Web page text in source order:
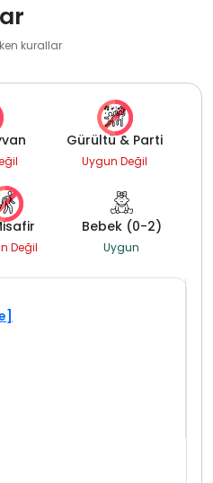
kurallar
Gürültü & Parti
Uygun Değil
Değil
Bebek (0-2)
Uygun